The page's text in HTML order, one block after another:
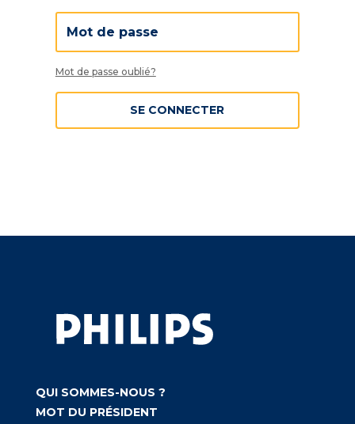
Mot de passe oublié?
SE CONNECTER
QUI SOMMES-NOUS ?
MOT DU PRÉSIDENT